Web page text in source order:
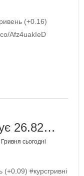
(+0.16)
Afz4uakIeD
26.82…
Гривня сьогодні
#курсгривні